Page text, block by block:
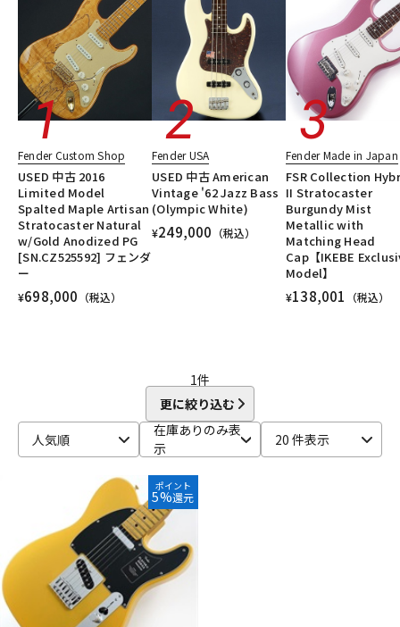
アンプ
DJ機器
DTM オンライン納品 レコーディング機器
配信/ライブ機器 楽器アクセサリ
中古 ヴィンテージ
ベース/#Vintera/Vintera II
ベース/#Player/Player II
ユーズド
ヴィンテージ ALL
Fender Custom Shop
USED 中古 2016
Limited Model
Spalted Maple Artisan
Stratocaster Natural
w/Gold Anodized PG
[SN.CZ525592] フェンダ
ー
¥698,000 （税込）
Fender USA
USED 中古 American
Vintage '62 Jazz Bass
(Olympic White)
¥249,000 （税込）
Fender Made in Japan
FSR Collection
II Stratocaster
Burgundy Mist
Metallic with
Matching Head
Cap【IKEBE
Model】
¥138,001 （税込）
1件
更に絞り込む
人気順
在庫ありのみ表
示
20 件表示
ポイント
5%還元